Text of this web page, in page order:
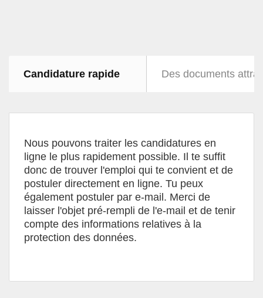
Candidature rapide Des documents
Nous pouvons traiter les candidatures en
ligne le plus rapidement possible. Il te suffit
donc de trouver l'emploi qui te convient et de
postuler directement en ligne. Tu peux
également postuler par e-mail. Merci de
laisser l'objet pré-rempli de l'e-mail et de tenir
compte des informations relatives à la
protection des données.